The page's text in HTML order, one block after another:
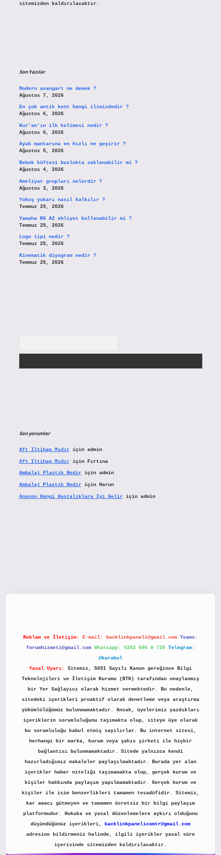
sitemizden kaldırılacaktır.
Son Yazılar
Modern avangart ne demek ?
Ağustos 7, 2026
En çok antik kent hangi ilimizdedir ?
Ağustos 6, 2026
Kur’an’ın ilk kelimesi nedir ?
Ağustos 6, 2026
Ayak mantarına en hızlı ne geçirir ?
Ağustos 5, 2026
Bebek köftesi buzlukta saklanabilir mi ?
Ağustos 4, 2026
Ameliyat grupları nelerdir ?
Ağustos 3, 2026
Yokuş yukarı nasıl kalkılır ?
Temmuz 29, 2026
Yamaha R6 A2 ehliyet kullanabilir mi ?
Temmuz 25, 2026
Logo tipi nedir ?
Temmuz 25, 2026
Kinematik diyagram nedir ?
Temmuz 25, 2026
Son yorumlar
Aft Iltihap Mıdıriçin admin
Aft Iltihap Mıdıriçin Fırtına
Ambalaj Plastik Nediriçin admin
Ambalaj Plastik Nediriçin Harun
Anason Hangi Hastalıklara Iyi Geliriçin admin
Reklam ve İletişim: E-mail: backlinkpaneli@gmail.com Teams:
forumhizmeti@gmail.com Whatsapp: 0262 606 0 726 Telegram:
@karabul
Yasal Uyarı:
Sitemiz, 5651 Sayılı Kanun gereğince Bilgi
Teknolojileri ve İletişim Kurumu (BTK) tarafından onaylanmış
bir Yer Sağlayıcı olarak hizmet vermektedir. Bu nedenle,
sitedeki içerikleri proaktif olarak denetleme veya araştırma
yükümlülüğümüz bulunmamaktadır. Ancak, üyelerimiz yazdıkları
içeriklerin sorumluluğunu taşımakta olup, siteye üye olarak
bu sorumluluğu kabul etmiş sayılırlar. Bu internet sitesi,
herhangi bir marka, kurum veya şahıs şirketi ile hiçbir
bağlantısı bulunmamaktadır. Sitede yalnızca kendi
hazırladığımız makaleler paylaşılmaktadır. Burada yer alan
içerikler haber niteliği taşımamakta olup, gerçek kurum ve
kişiler hakkında paylaşım yapılmamaktadır. Gerçek kurum ve
kişiler ile isim benzerlikleri tamamen tesadüfidir. Sitemiz,
kar amacı gütmeyen ve tamamen ücretsiz bir bilgi paylaşım
platformudur. Hukuka ve yasal düzenlemelere aykırı olduğunu
düşündüğünüz içerikleri,
backlinkpanelicomtr@gmail.com
adresine bildirmeniz halinde, ilgili içerikler yasal süre
içerisinde sitemizden kaldırılacaktır.